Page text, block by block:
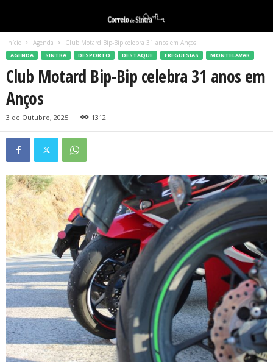
Início Agenda Club Motard Bip-Bip celebra 31 anos em Anços
AGENDA SINTRA DESPORTO DESTAQUE FREGUESIAS MONTELAVAR
Club Motard Bip-Bip celebra 31 anos em
Anços
3 de Outubro, 2025 1312